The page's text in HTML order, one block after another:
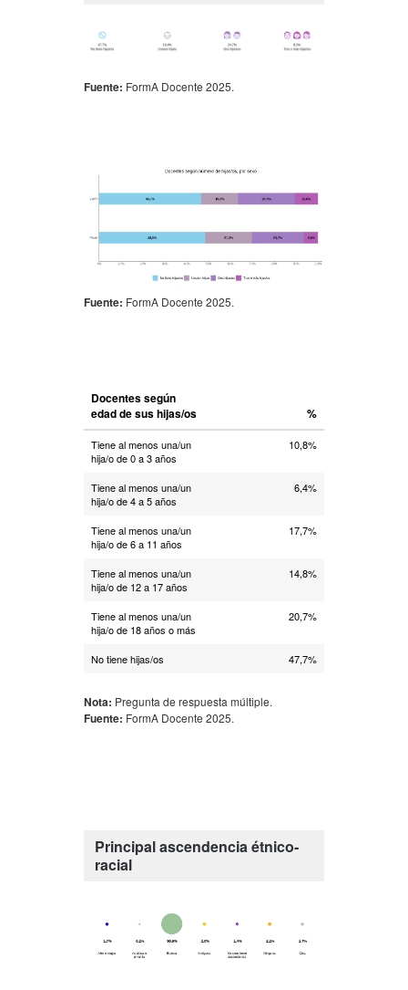
Fuente: FormA Docente 2025.
Fuente: FormA Docente 2025.
Docentes según
edad de sus hijas/os
%
Tiene al menos una/un
hija/o de 0 a 3 años
10,8%
Tiene al menos una/un
hija/o de 4 a 5 años
6,4%
Tiene al menos una/un
hija/o de 6 a 11 años
17,7%
Tiene al menos una/un
hija/o de 12 a 17 años
14,8%
Tiene al menos una/un
hija/o de 18 años o más
20,7%
No tiene hijas/os 47,7%
Nota: Pregunta de respuesta múltiple.
Fuente: FormA Docente 2025.
Principal ascendencia étnico-
racial